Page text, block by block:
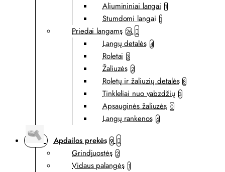
Aliumininiai langai 1
Stumdomi langai 1
Priedai langams 26
Langų detalės 4
Roletai 3
Žaliuzės 2
Roletų ir žaliuzių detalės 8
Tinkleliai nuo vabzdžių 3
Apsauginės žaliuzės 0
Langų rankenos 6
Apdailos prekės 9
Grindjuostės 2
Vidaus palangės 1